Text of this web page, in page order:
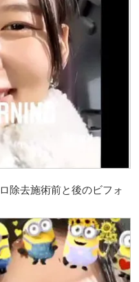
除去施術前と後のビフォ